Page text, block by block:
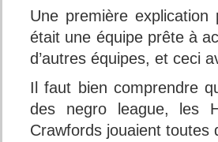
Une première
était une équipe prête à
d’autres équipes, et ceci
Il faut bien comprendre
des negro league, les
Crawfords jouaient toutes